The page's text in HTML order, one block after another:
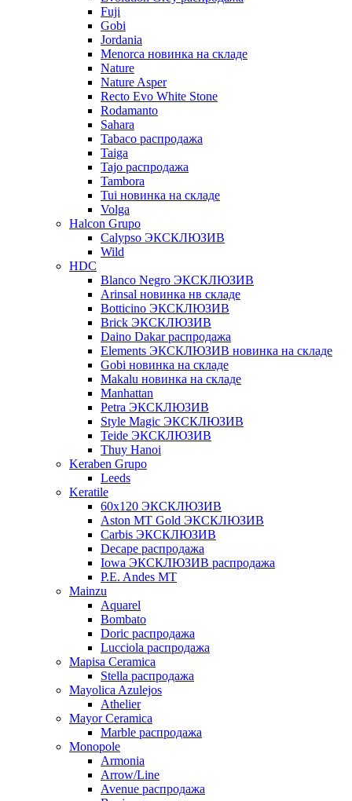
Fuji
Gobi
Jordania
Menorca новинка на складе
Nature
Nature Asper
Recto Evo White Stone
Rodamanto
Sahara
Tabaco распродажа
Taiga
Tajo распродажа
Tambora
Tui новинка на складе
Volga
Halcon Grupo
Calypso ЭКСКЛЮЗИВ
Wild
HDC
Blanco Negro ЭКСКЛЮЗИВ
Arinsal новинка нв складе
Botticino ЭКСКЛЮЗИВ
Brick ЭКСКЛЮЗИВ
Daino Dakar распродажа
Elements ЭКСКЛЮЗИВ новинка на складе
Gobi новинка на складе
Makalu новинка на складе
Manhattan
Petra ЭКСКЛЮЗИВ
Style Magic ЭКСКЛЮЗИВ
Teide ЭКСКЛЮЗИВ
Thuy Hanoi
Keraben Grupo
Leeds
Keratile
60х120 ЭКСКЛЮЗИВ
Aston MT Gold ЭКСКЛЮЗИВ
Carbis ЭКСКЛЮЗИВ
Decape распродажа
Iowa ЭКСКЛЮЗИВ распродажа
P.E. Andes MT
Mainzu
Aquarel
Bombato
Doric распродажа
Lucciola распродажа
Mapisa Ceramica
Stella распродажа
Mayolica Azulejos
Athelier
Mayor Ceramica
Marble распродажа
Monopole
Armonia
Arrow/Line
Avenue распродажа